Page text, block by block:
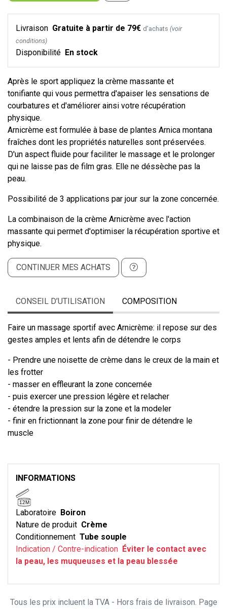
Livraison Gratuite à partir de 79€ d’achats (voir
conditions)
Disponibilité En stock
Après le sport appliquez la crème massante et
tonifiante qui vous permettra d'apaiser les sensations de
courbatures et d'améliorer ainsi votre récupération
physique.
Arnicrème est formulée à base de plantes Arnica montana
fraîches dont les propriétés naturelles sont préservées.
D'un aspect fluide pour faciliter le massage et le prolonger
qui ne laisse pas de film gras. Elle ne déssèche pas la
peau.
Possibilité de 3 applications par jour sur la zone concernée.
La combinaison de la crème Arnicrème avec l'action
massante qui permet d'optimiser la récupération sportive et
physique.
CONTINUER MES ACHATS
CONSEIL D’UTILISATION COMPOSITION
Faire un massage sportif avec Arnicrème: il repose sur des
gestes amples et lents afin de détendre le corps
- Prendre une noisette de crème dans le creux de la main et
les frotter
- masser en effleurant la zone concernée
- puis exercer une pression légère et relacher
- étendre la pression sur la zone et la modeler
- finir en frictionnant la zone pour finir de détendre le
muscle
INFORMATIONS
12M
Laboratoire Boiron
Nature de produit Crème
Conditionnement Tube souple
Indication / Contre-indication Éviter le contact avec
la peau, les muqueuses et la peau blessée
Tous les prix incluent la TVA - Hors frais de livraison. Page